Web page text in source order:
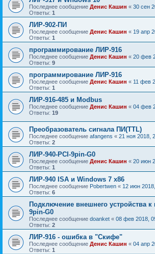
Последнее сообщение Денис Кашин « 30 сен
Ответы: 1
ЛИР-902-ПИ
Последнее сообщение Денис Кашин « 19 апр
Ответы: 1
программирование ЛИР-916
Последнее сообщение Денис Кашин « 20 фев
Ответы: 9
программирование ЛИР-916
Последнее сообщение Денис Кашин « 11 фев
Ответы: 1
ЛИР-916-485 и Modbus
Последнее сообщение Денис Кашин « 04 фев
Ответы: 19
Преобразователь сигнала ПИ(TTL)
Последнее сообщение afangens « 21 ноя 2018,
Ответы: 2
ЛИР-940-PCI-9pin-G0
Последнее сообщение Денис Кашин « 20 июн
Ответы: 1
ЛИР-940 ISA и Windows 7 x86
Последнее сообщение Pobertwen « 12 июн
Ответы: 6
Подключение внешнего устройства к
9pin-G0
Последнее сообщение doanket « 08 фев 2018,
Ответы: 2
ЛИР-916 - ошибка в "Скифе"
Последнее сообщение Денис Кашин « 04 апр
Ответы: 1